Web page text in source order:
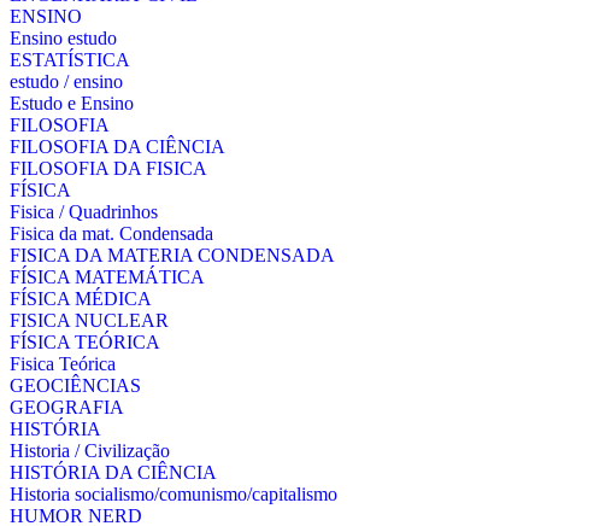
ENSINO
Ensino estudo
ESTATÍSTICA
estudo / ensino
Estudo e Ensino
FILOSOFIA
FILOSOFIA DA CIÊNCIA
FILOSOFIA DA FISICA
FÍSICA
Fisica / Quadrinhos
Fisica da mat. Condensada
FISICA DA MATERIA CONDENSADA
FÍSICA MATEMÁTICA
FÍSICA MÉDICA
FISICA NUCLEAR
FÍSICA TEÓRICA
Fisica Teórica
GEOCIÊNCIAS
GEOGRAFIA
HISTÓRIA
Historia / Civilização
HISTÓRIA DA CIÊNCIA
Historia socialismo/comunismo/capitalismo
HUMOR NERD